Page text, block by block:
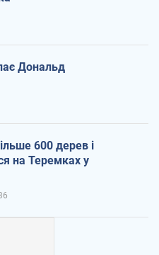
Дональд
600 дерев і
на Теремках у